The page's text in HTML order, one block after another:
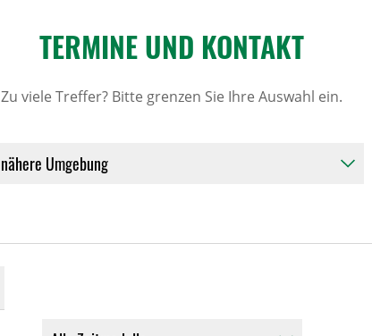
TERMINE UND KONTAKT
Zu viele Treffer? Bitte grenzen Sie Ihre Auswahl ein.